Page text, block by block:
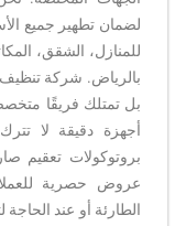
لضمان تطهير جميع
للمنازل، الشقق،
بالرياض. شركة
بل تمتلك فريقًا
أجهزة دقيقة لا
عروض حصرية
الطارئة أو عند